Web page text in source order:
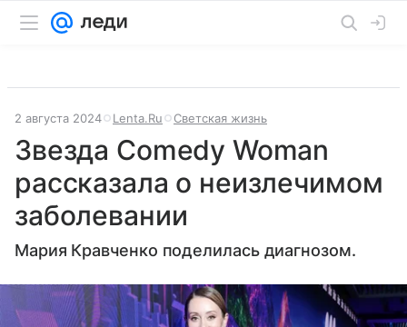
2 августа 2024 Lenta.Ru Светская жизнь
Звезда Comedy Woman
рассказала о неизлечимом
заболевании
Мария Кравченко поделилась диагнозом.